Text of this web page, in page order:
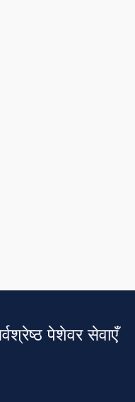
पेशेवर सेवाएँ